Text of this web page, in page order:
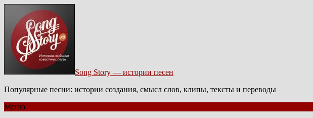
Song Story — истории песен
Популярные песни: истории создания, смысл слов, клипы, тексты и переводы
Меню